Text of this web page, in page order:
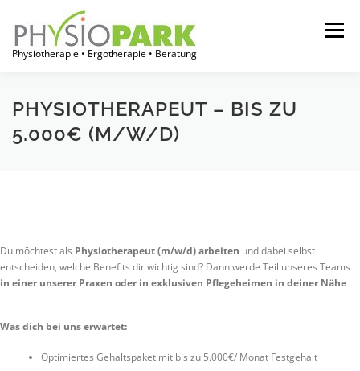
Inhalt
springen
Physiotherapie • Ergotherapie • Beratung
Menü
START JOBPORTAL FÜR THERAPEUTEN
PHYSIOTHERAPEUT – BIS ZU
5.000€ (M/W/D)
Du möchtest als Physiotherapeut (m/w/d) arbeiten und dabei selbst
entscheiden, welche Benefits dir wichtig sind? Dann werde Teil unseres Teams
in einer unserer Praxen oder in exklusiven Pflegeheimen in deiner Nähe
Was dich bei uns erwartet:
Optimiertes Gehaltspaket mit bis zu 5.000€/ Monat Festgehalt